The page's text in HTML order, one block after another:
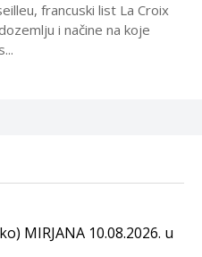
francuski list La Croix
i načine na koje
MIRJANA 10.08.2026. u